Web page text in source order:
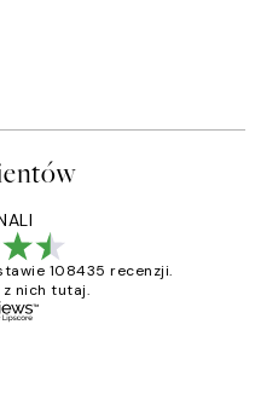
108435 recenzji.
nich tutaj.